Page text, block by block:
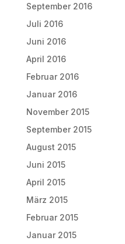
September 2016
Juli 2016
Juni 2016
April 2016
Februar 2016
Januar 2016
November 2015
September 2015
August 2015
Juni 2015
April 2015
März 2015
Februar 2015
Januar 2015